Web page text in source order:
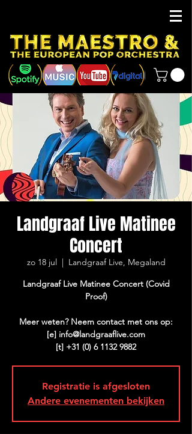
Landgraaf Live Matinee
Concert
zo 18 jul
  |
Landgraaf Live, Megaland
Landgraaf Live Matinee Concert (Covid
Proof)
Meer weten? Neem contact met ons op:
[e] info@landgraaflive.com
[t] +31 (0) 6 1132 9882
Registratie is afgesloten
Andere evenementen bekijken